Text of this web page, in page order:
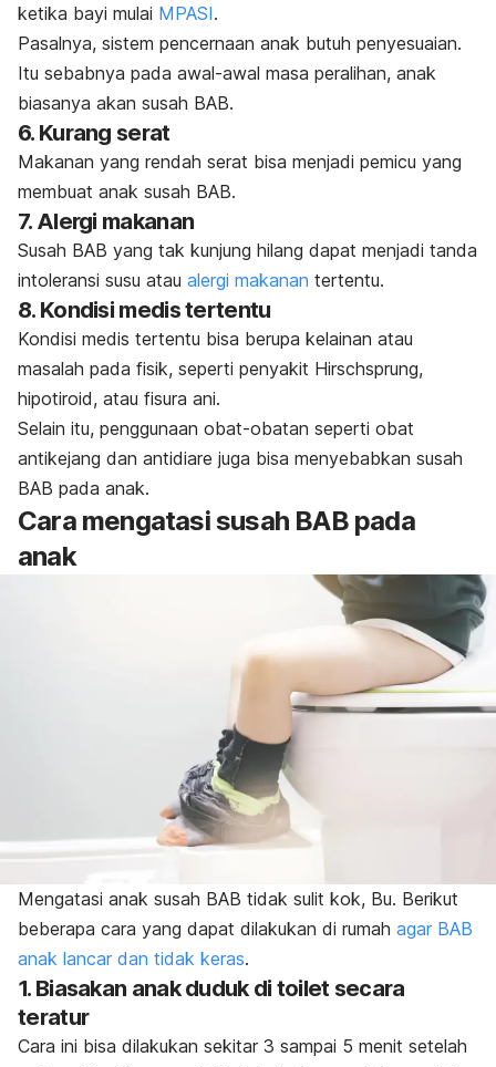
ketika bayi mulai MPASI.
Pasalnya, sistem pencernaan anak butuh penyesuaian.
Itu sebabnya pada awal-awal masa peralihan, anak
biasanya akan susah BAB.
6. Kurang serat
Makanan yang rendah serat bisa menjadi pemicu yang
membuat anak susah BAB.
7. Alergi makanan
Susah BAB yang tak kunjung hilang dapat menjadi tanda
intoleransi susu atau alergi makanan tertentu.
8. Kondisi medis tertentu
Kondisi medis tertentu bisa berupa kelainan atau
masalah pada fisik, seperti penyakit Hirschsprung,
hipotiroid, atau fisura ani.
Selain itu, penggunaan obat-obatan seperti obat
antikejang dan antidiare juga bisa menyebabkan susah
BAB pada anak.
Cara mengatasi susah BAB pada
anak
Mengatasi anak susah BAB tidak sulit kok, Bu. Berikut
beberapa cara yang dapat dilakukan di rumah agar BAB
anak lancar dan tidak keras.
1. Biasakan anak duduk di toilet secara
teratur
Cara ini bisa dilakukan sekitar 3 sampai 5 menit setelah